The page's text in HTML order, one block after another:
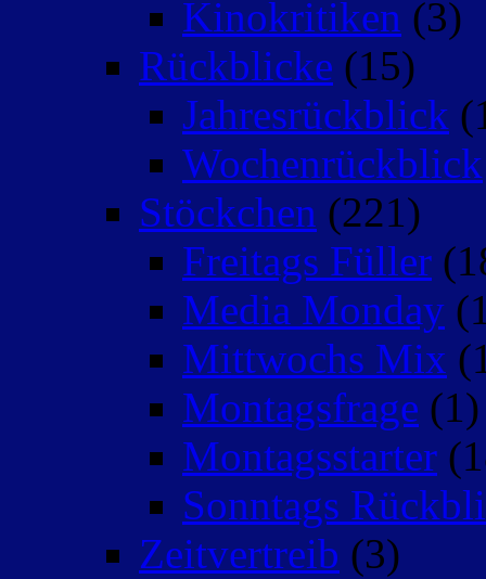
Kinokritiken (3)
Rückblicke (15)
Jahresrückblick
Wochenrückblick
Stöckchen (221)
Freitags Füller
Media Monday
Mittwochs Mix
Montagsfrage (1)
Montagsstarter
Sonntags
Zeitvertreib (3)